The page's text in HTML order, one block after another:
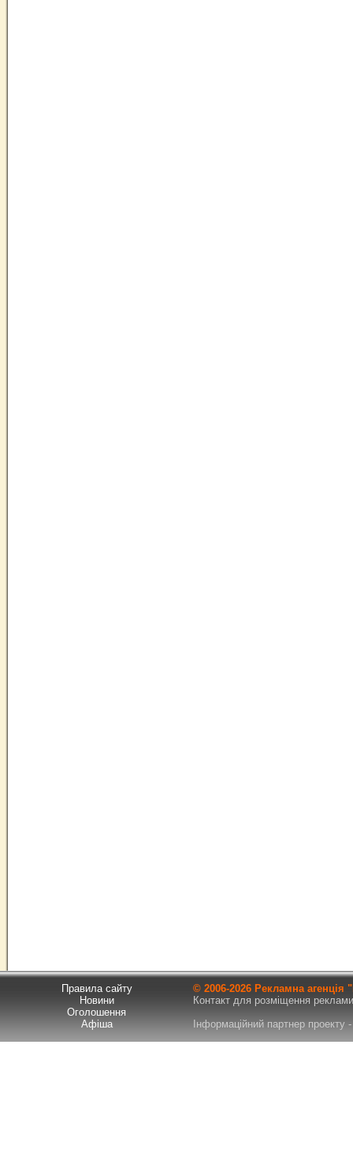
Правила сайту
Новини
Оголошення
Афіша
© 2006-2026 Рекламна
Контакт для розміщення
Інформаційний партнер проекту